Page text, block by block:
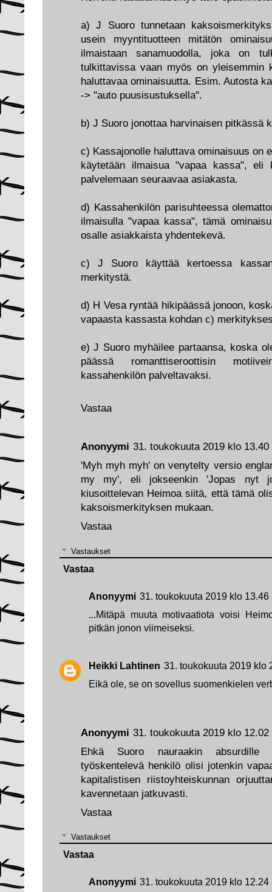
Anonyymi 31. toukokuuta 2019 klo 12.02
Ehkä Suoro nauraakin absurdille
työskentelevä henkilö olisi jotenkin
kapitalistisen riistoyhteiskunnan
kavennetaan jatkuvasti.
Vastaa
Vastaukset
Anonyymi 31. toukokuuta 2019 klo 12.24
Vastaa
Anonyymi 31. toukokuuta 2019 klo 13.40
'Myh myh myh' on venytelty versio
my my', eli jokseenkin 'Jopas nyt
kiusoittelevan Heimoa siitä, että tämä
kaksoismerkityksen mukaan.
Vastaa
Vastaukset
Anonyymi 31. toukokuuta 2019 klo 13.46
...Mitäpä muuta motivaatiota voisi
pitkän jonon viimeiseksi.
Heikki Lahtinen 31. toukokuuta 2019 klo
Eikä ole, se on sovellus suomenkielen
Vastaa
a) J Suoro tunnetaan
usein myyntituotteen mitätön
ilmaistaan sanamuodolla, joka on
tulkittavissa vaan myös on yleisemmin
haluttavaa ominaisuutta. Esim. Autosta
-> "auto puusisustuksella".
b) J Suoro jonottaa harvinaisen pitkässä
c) Kassajonolle haluttava ominaisuus on
käytetään ilmaisua "vapaa kassa", eli
palvelemaan seuraavaa asiakasta.
d) Kassahenkilön parisuhteessa
ilmaisulla "vapaa kassa", tämä
osalle asiakkaista yhdentekevä.
c) J Suoro käyttää kertoessa
merkitystä.
d) H Vesa ryntää hikipäässä jonoon,
vapaasta kassasta kohdan c)
e) J Suoro myhäilee partaansa, koska
päässä romanttiseroottisin
kassahenkilön palveltavaksi.
Vastaa